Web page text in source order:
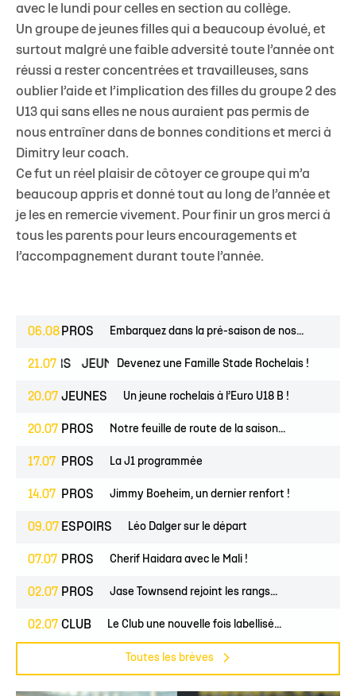
avec le lundi pour celles en section au collège.
Un groupe de jeunes filles qui a beaucoup évolué, et
surtout malgré une faible adversité toute l’année ont
réussi a rester concentrées et travailleuses, sans
oublier l’aide et l’implication des filles du groupe 2 des
U13 qui sans elles ne nous auraient pas permis de
nous entraîner dans de bonnes conditions et merci à
Dimitry leur coach.
Ce fut un réel plaisir de côtoyer ce groupe qui m’a
beaucoup appris et donné tout au long de l’année et
je les en remercie vivement. Pour finir un gros merci à
tous les parents pour leurs encouragements et
l’accompagnement durant toute l’année.
06.08 PROS Embarquez dans la pré-saison de nos...
21.07
ESPOIRS JEUNES Devenez une Famille Stade Rochelais !
20.07 JEUNES Un jeune rochelais à l’Euro U18 B !
20.07 PROS Notre feuille de route de la saison...
17.07 PROS La J1 programmée
14.07 PROS Jimmy Boeheim, un dernier renfort !
09.07 ESPOIRS Léo Dalger sur le départ
07.07 PROS Cherif Haidara avec le Mali !
02.07 PROS Jase Townsend rejoint les rangs...
02.07 CLUB Le Club une nouvelle fois labellisé...
Toutes les brèves